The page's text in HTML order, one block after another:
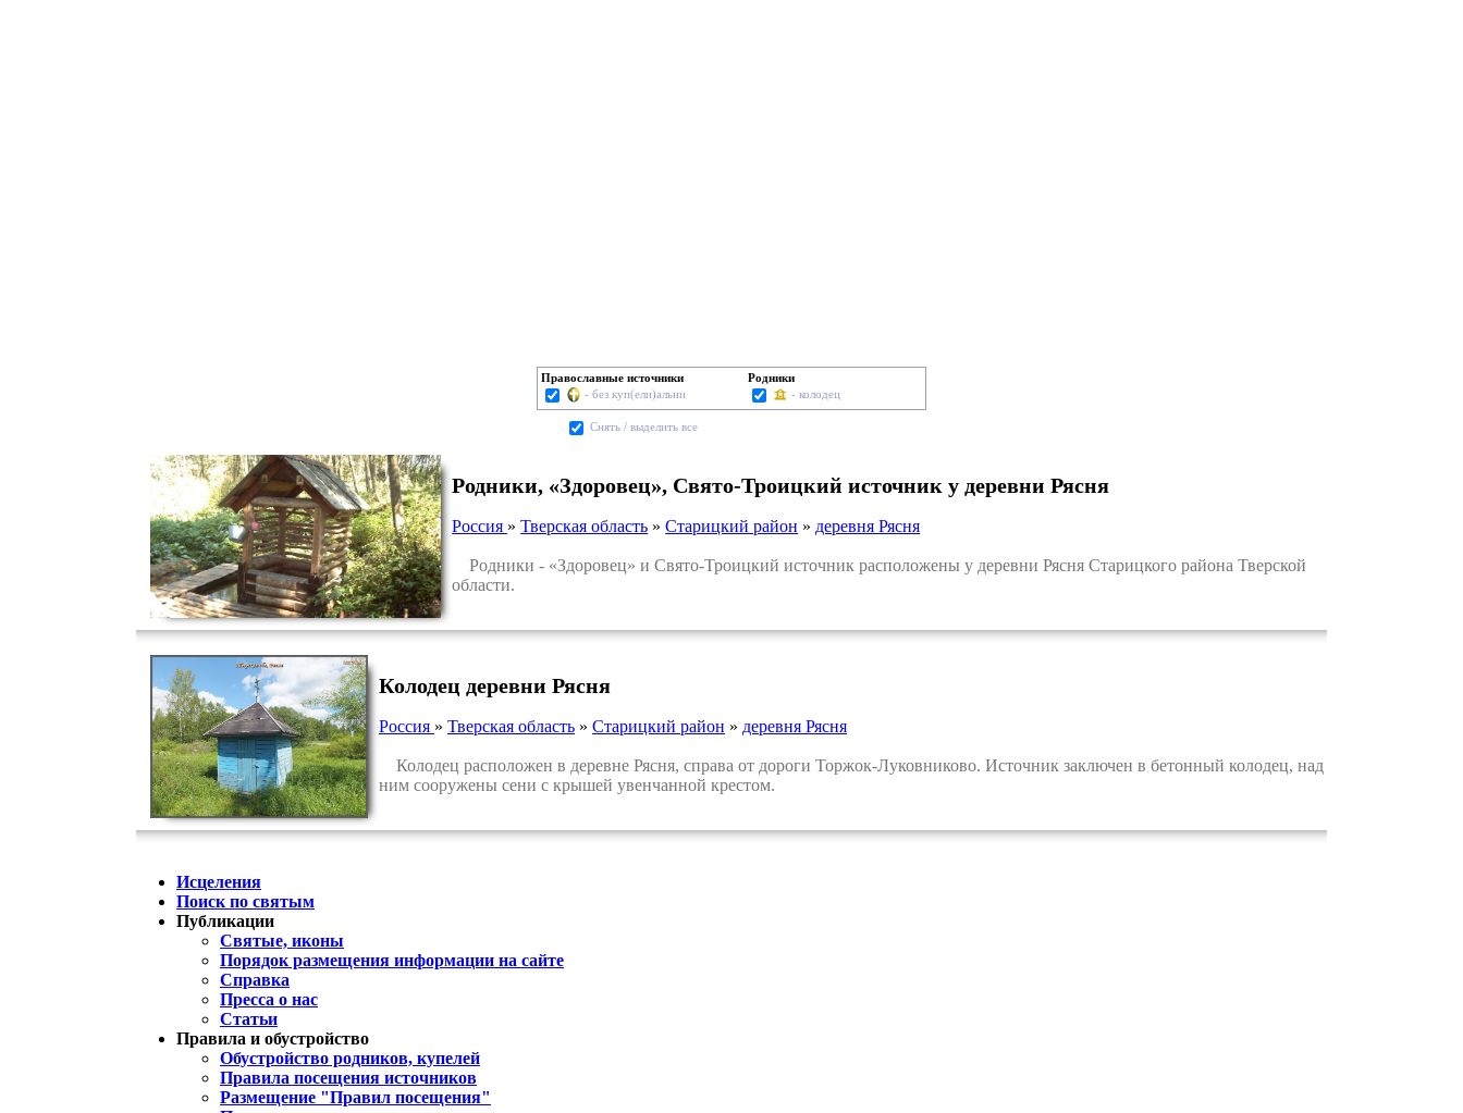
Православные источники
- без куп(ели)альни
Родники
- колодец
Cнять / выделить все
Родники, «Здоровец», Свято-Троицкий источник у деревни Рясня
Россия »Тверская область »Старицкий район » деревня Рясня
Родники - «Здоровец» и Свято-Троицкий источник расположены у деревни Рясня Старицкого района Тверской
области.
Колодец деревни Рясня
Россия » Тверская область » Старицкий район » деревня Рясня
Колодец расположен в деревне Рясня, справа от дороги Торжок-Луковниково. Источник заключен в бетонный колодец, над
ним сооружены сени с крышей увенчанной крестом.
Исцеления
Поиск по святым
Публикации
Святые, иконы
Порядок размещения информации на сайте
Справка
Пресса о нас
Статьи
Правила и обустройство
Обустройство родников, купелей
Правила посещения источников
Размещение "Правил посещения"